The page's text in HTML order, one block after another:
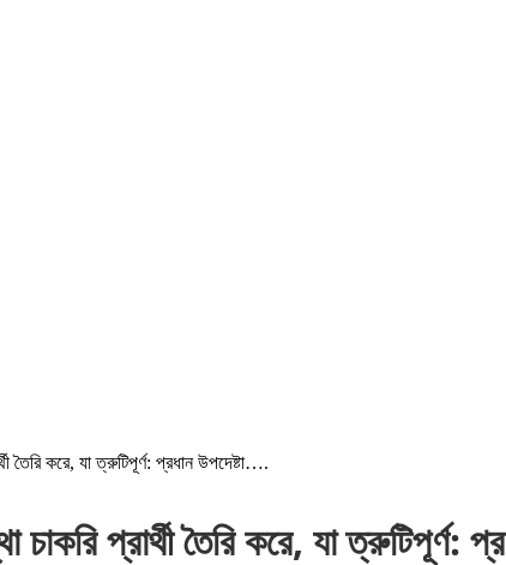
তৈরি করে, যা ত্রুটিপূর্ণ: প্রধান উপদেষ্টা….
চাকরি প্রার্থী তৈরি করে, যা ত্রুটিপূর্ণ: